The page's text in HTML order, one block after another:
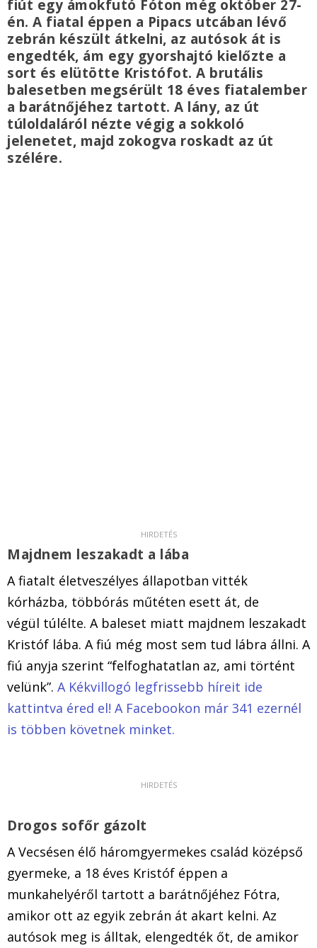
fiút egy ámokfutó Fóton még október 27-
én. A fiatal éppen a Pipacs utcában lévő
zebrán készült átkelni, az autósok át is
engedték, ám egy gyorshajtó kielőzte a
sort és elütötte Kristófot. A brutális
balesetben megsérült 18 éves fiatalember
a barátnőjéhez tartott. A lány, az út
túloldaláról nézte végig a sokkoló
jelenetet, majd zokogva roskadt az út
szélére.
Majdnem leszakadt a lába
A fiatalt életveszélyes állapotban vitték
kórházba, többórás műtéten esett át, de
végül túlélte. A baleset miatt majdnem leszakadt
Kristóf lába. A fiú még most sem tud lábra állni. A
fiú anyja szerint “felfoghatatlan az, ami történt
velünk”. A Kékvillogó legfrissebb híreit ide
kattintva éred el! A Facebookon már 341 ezernél
is többen követnek minket.
Drogos sofőr gázolt
A Vecsésen élő háromgyermekes család középső
gyermeke, a 18 éves Kristóf éppen a
munkahelyéről tartott a barátnőjéhez Fótra,
amikor ott az egyik zebrán át akart kelni. Az
autósok meg is álltak, elengedték őt, de amikor